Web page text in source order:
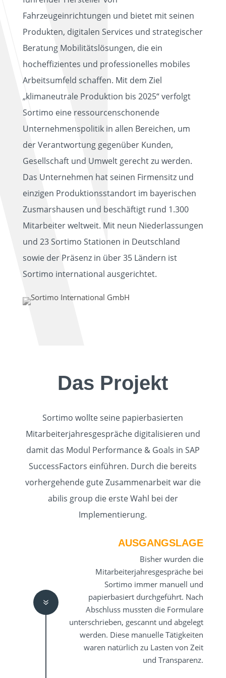
Fahrzeugeinrichtungen und bietet mit seinen
Produkten, digitalen Services und strategischer
Beratung Mobilitätslösungen, die ein
hocheffizientes und professionelles mobiles
Arbeitsumfeld schaffen. Mit dem Ziel
„klimaneutrale Produktion bis 2025“ verfolgt
Sortimo eine ressourcenschonende
Unternehmenspolitik in allen Bereichen, um
der Verantwortung gegenüber Kunden,
Gesellschaft und Umwelt gerecht zu werden.
Das Unternehmen hat seinen Firmensitz und
einzigen Produktionsstandort im bayerischen
Zusmarshausen und beschäftigt rund 1.300
Mitarbeiter weltweit. Mit neun Niederlassungen
und 23 Sortimo Stationen in Deutschland
sowie der Präsenz in über 35 Ländern ist
Sortimo international ausgerichtet.
Das Projekt
Sortimo wollte seine papierbasierten
Mitarbeiterjahresgespräche digitalisieren und
damit das Modul Performance & Goals in SAP
SuccessFactors einführen. Durch die bereits
vorhergehende gute Zusammenarbeit war die
abilis group die erste Wahl bei der
Implementierung.
7
AUSGANGSLAGE
Bisher wurden die
Mitarbeiterjahresgespräche bei
Sortimo immer manuell und
papierbasiert durchgeführt. Nach
Abschluss mussten die Formulare
unterschrieben, gescannt und abgelegt
werden. Diese manuelle Tätigkeiten
waren natürlich zu Lasten von Zeit
und Transparenz.